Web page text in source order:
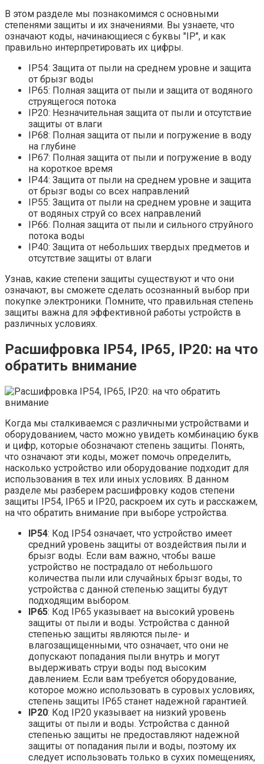
В этом разделе мы познакомимся с основными
степенями защиты и их значениями. Вы узнаете, что
означают коды, начинающиеся с буквы "IP", и как
правильно интерпретировать их цифры.
IP54: Защита от пыли на среднем уровне и защита
от брызг воды
IP65: Полная защита от пыли и защита от водяного
струящегося потока
IP20: Незначительная защита от пыли и отсутствие
защиты от влаги
IP68: Полная защита от пыли и погружение в воду
на глубине
IP67: Полная защита от пыли и погружение в воду
на короткое время
IP44: Защита от пыли на среднем уровне и защита
от брызг воды со всех направлений
IP55: Защита от пыли на среднем уровне и защита
от водяных струй со всех направлений
IP66: Полная защита от пыли и сильного струйного
потока воды
IP40: Защита от небольших твердых предметов и
отсутствие защиты от влаги
Узнав, какие степени защиты существуют и что они
означают, вы сможете сделать осознанный выбор при
покупке электроники. Помните, что правильная степень
защиты важна для эффективной работы устройств в
различных условиях.
Расшифровка IP54, IP65, IP20: на что
обратить внимание
Когда мы сталкиваемся с различными устройствами и
оборудованием, часто можно увидеть комбинацию букв
и цифр, которые обозначают степень защиты. Понять,
что означают эти коды, может помочь определить,
насколько устройство или оборудование подходит для
использования в тех или иных условиях. В данном
разделе мы разберем расшифровку кодов степени
защиты IP54, IP65 и IP20, раскроем их суть и расскажем,
на что обратить внимание при выборе устройства.
IP54: Код IP54 означает, что устройство имеет
средний уровень защиты от воздействия пыли и
брызг воды. Если вам важно, чтобы ваше
устройство не пострадало от небольшого
количества пыли или случайных брызг воды, то
устройства с данной степенью защиты будут
подходящим выбором.
IP65: Код IP65 указывает на высокий уровень
защиты от пыли и воды. Устройства с данной
степенью защиты являются пыле- и
влагозащищенными, что означает, что они не
допускают попадания пыли внутрь и могут
выдерживать струи воды под высоким
давлением. Если вам требуется оборудование,
которое можно использовать в суровых условиях,
степень защиты IP65 станет надежной гарантией.
IP20: Код IP20 указывает на низкий уровень
защиты от пыли и воды. Устройства с данной
степенью защиты не предоставляют надежной
защиты от попадания пыли и воды, поэтому их
следует использовать только в сухих помещениях,